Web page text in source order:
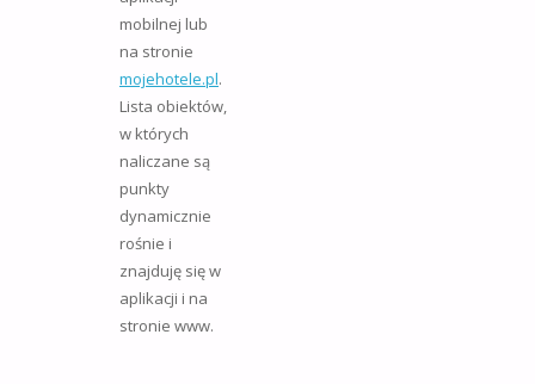
mobilnej lub
na stronie
mojehotele.pl.
Lista obiektów,
w których
naliczane są
punkty
dynamicznie
rośnie i
znajduję się w
aplikacji i na
stronie www.